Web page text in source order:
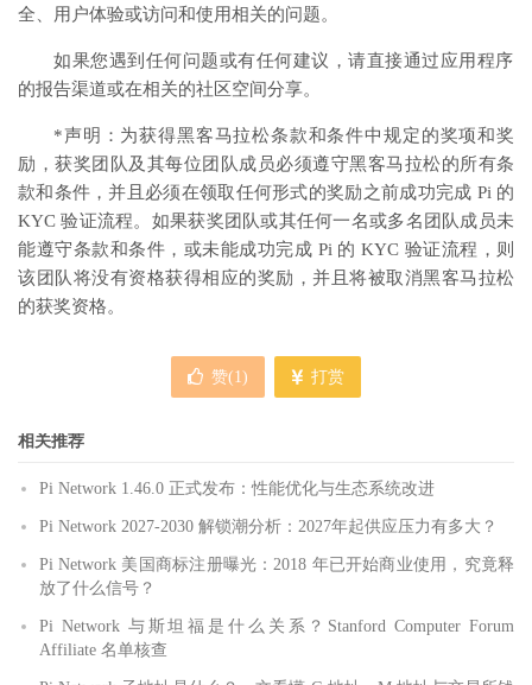
全、用户体验或访问和使用相关的问题。
如果您遇到任何问题或有任何建议，请直接通过应用程序
的报告渠道或在相关的社区空间分享。
*声明：为获得黑客马拉松条款和条件中规定的奖项和奖
励，获奖团队及其每位团队成员必须遵守黑客马拉松的所有条
款和条件，并且必须在领取任何形式的奖励之前成功完成 Pi 的
KYC 验证流程。如果获奖团队或其任何一名或多名团队成员未
能遵守条款和条件，或未能成功完成 Pi 的 KYC 验证流程，则
该团队将没有资格获得相应的奖励，并且将被取消黑客马拉松
的获奖资格。
赞(1) 打赏
相关推荐
Pi Network 1.46.0 正式发布：性能优化与生态系统改进
Pi Network 2027-2030 解锁潮分析：2027年起供应压力有多大？
Pi Network 美国商标注册曝光：2018 年已开始商业使用，究竟释
放了什么信号？
Pi Network 与斯坦福是什么关系？Stanford Computer Forum
Affiliate 名单核查